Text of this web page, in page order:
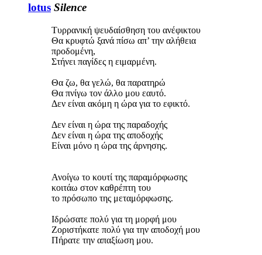
lotus Silence
Τυρρανική ψευδαίσθηση του ανέφικτου
Θα κρυφτώ ξανά πίσω απ’ την αλήθεια
προδομένη,
Στήνει παγίδες η ειμαρμένη.
Θα ζω, θα γελώ, θα παρατηρώ
Θα πνίγω τον άλλο μου εαυτό.
Δεν είναι ακόμη η ώρα για το εφικτό.
Δεν είναι η ώρα της παραδοχής
Δεν είναι η ώρα της αποδοχής
Είναι μόνο η ώρα της άρνησης.
Ανοίγω το κουτί της παραμόρφωσης
κοιτάω στον καθρέπτη του
το πρόσωπο της μεταμόρφωσης.
Ιδρώσατε πολύ για τη μορφή μου
Ζοριστήκατε πολύ για την αποδοχή μου
Πήρατε την απαξίωση μου.